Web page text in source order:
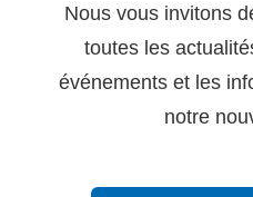
Nous vous invitons
toutes les
événements et les
notre